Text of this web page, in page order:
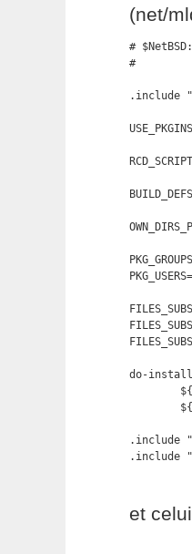
(net/
#
#
.include
do-
.include
.include
et